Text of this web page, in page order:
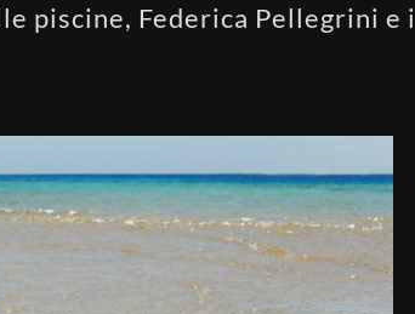
piscine, Federica Pellegrini e